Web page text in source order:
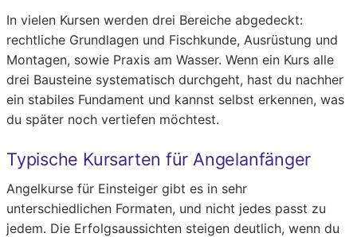
In vielen Kursen werden drei Bereiche abgedeckt:
rechtliche Grundlagen und Fischkunde, Ausrüstung und
Montagen, sowie Praxis am Wasser. Wenn ein Kurs alle
drei Bausteine systematisch durchgeht, hast du nachher
ein stabiles Fundament und kannst selbst erkennen, was
du später noch vertiefen möchtest.
Typische Kursarten für Angelanfänger
Angelkurse für Einsteiger gibt es in sehr
unterschiedlichen Formaten, und nicht jedes passt zu
jedem. Die Erfolgsaussichten steigen deutlich, wenn du